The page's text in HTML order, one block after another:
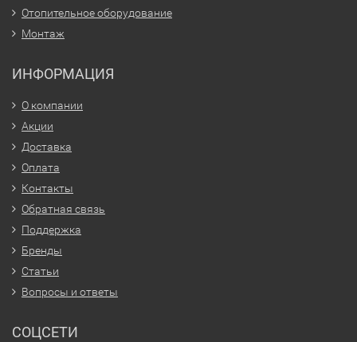
Отопительное оборудование
Монтаж
ИНФОРМАЦИЯ
О компании
Акции
Доставка
Оплата
Контакты
Обратная связь
Поддержка
Бренды
Статьи
Вопросы и ответы
СОЦСЕТИ